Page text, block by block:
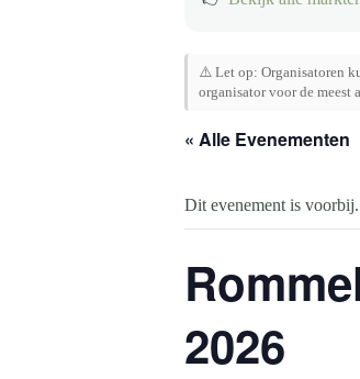
⚠️ Let op: Organisatoren
organisator voor de meest
« Alle Evenementen
Dit evenement is voorbij.
2026